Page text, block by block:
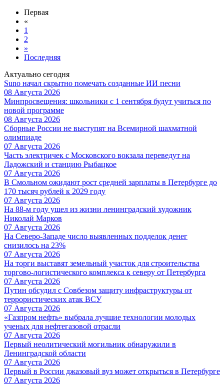
Первая
«
1
2
»
Последняя
Актуально сегодня
Suno начал скрытно помечать созданные ИИ песни
08 Августа 2026
Минпросвещения: школьники с 1 сентября будут учиться по
новой программе
08 Августа 2026
Сборные России не выступят на Всемирной шахматной
олимпиаде
07 Августа 2026
Часть электричек с Московского вокзала переведут на
Ладожский и станцию Рыбацкое
07 Августа 2026
В Смольном ожидают рост средней зарплаты в Петербурге до
170 тысяч рублей к 2029 году
07 Августа 2026
На 88-м году ушел из жизни ленинградский художник
Николай Марков
07 Августа 2026
На Северо-Западе число выявленных подделок денег
снизилось на 23%
07 Августа 2026
На торги выставят земельный участок для строительства
торгово-логистического комплекса к северу от Петербурга
07 Августа 2026
Путин обсудил с Совбезом защиту инфраструктуры от
террористических атак ВСУ
07 Августа 2026
«Газпром нефть» выбрала лучшие технологии молодых
ученых для нефтегазовой отрасли
07 Августа 2026
Первый неолитический могильник обнаружили в
Ленинградской области
07 Августа 2026
Первый в России джазовый вуз может открыться в Петербурге
07 Августа 2026